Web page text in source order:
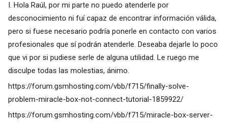
I. Hola Raúl, por mi parte no puedo atenderle por
desconocimiento ni fuí capaz de encontrar información válida,
pero si fuese necesario podría ponerle en contacto con varios
profesionales que sí podrán atenderle. Deseaba dejarle lo poco
que vi por si pudiese serle de alguna utilidad. Le ruego me
disculpe todas las molestias, ánimo.
https://forum.gsmhosting.com/vbb/f715/finally-solve-
problem-miracle-box-not-connect-tutorial-1859922/
https://forum.gsmhosting.com/vbb/f715/miracle-box-server-